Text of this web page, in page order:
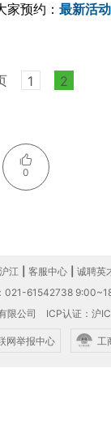
预约： 最新活
1 2
0
江 客服中心
诚聘英
021-61542738
限公司
ICP认证：沪
网举报中心 工